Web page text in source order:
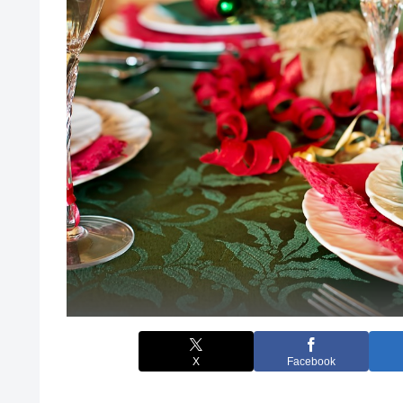
X Facebook